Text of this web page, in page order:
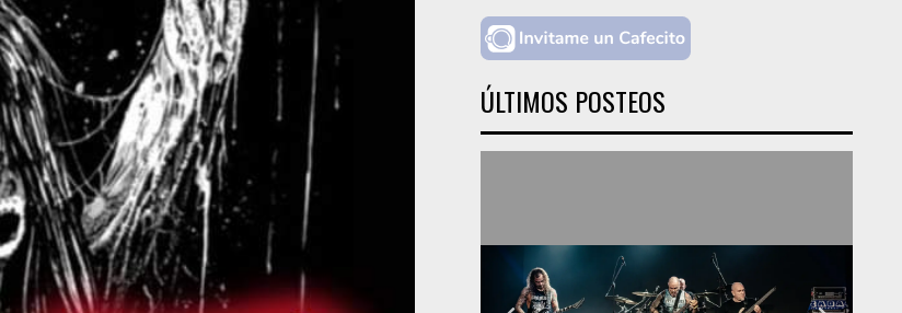
ÚLTIMOS POSTEOS